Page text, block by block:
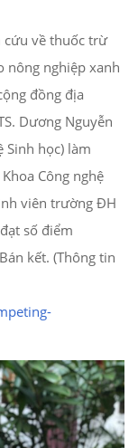
cứu về thuốc trừ
nông nghiệp xanh
đồng địa
Dương Nguyễn
Sinh học) làm
Công nghệ
viên trường ĐH
số điểm
kết. (Thông tin